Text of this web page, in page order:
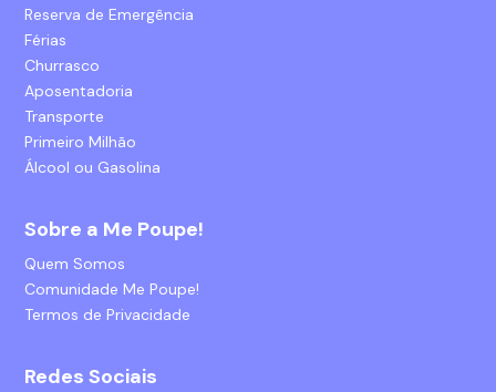
Reserva de Emergência
Férias
Churrasco
Aposentadoria
Transporte
Primeiro Milhão
Álcool ou Gasolina
Sobre a Me Poupe!
Quem Somos
Comunidade Me Poupe!
Termos de Privacidade
Redes Sociais